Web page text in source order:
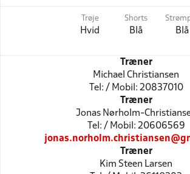
Trøje
Hvid
Shorts
Blå Blå
Træner
Michael Christiansen
Tel: / Mobil: 20837010
Træner
Jonas Nørholm-
Tel: / Mobil: 20606569
Træner
Kim Steen Larsen